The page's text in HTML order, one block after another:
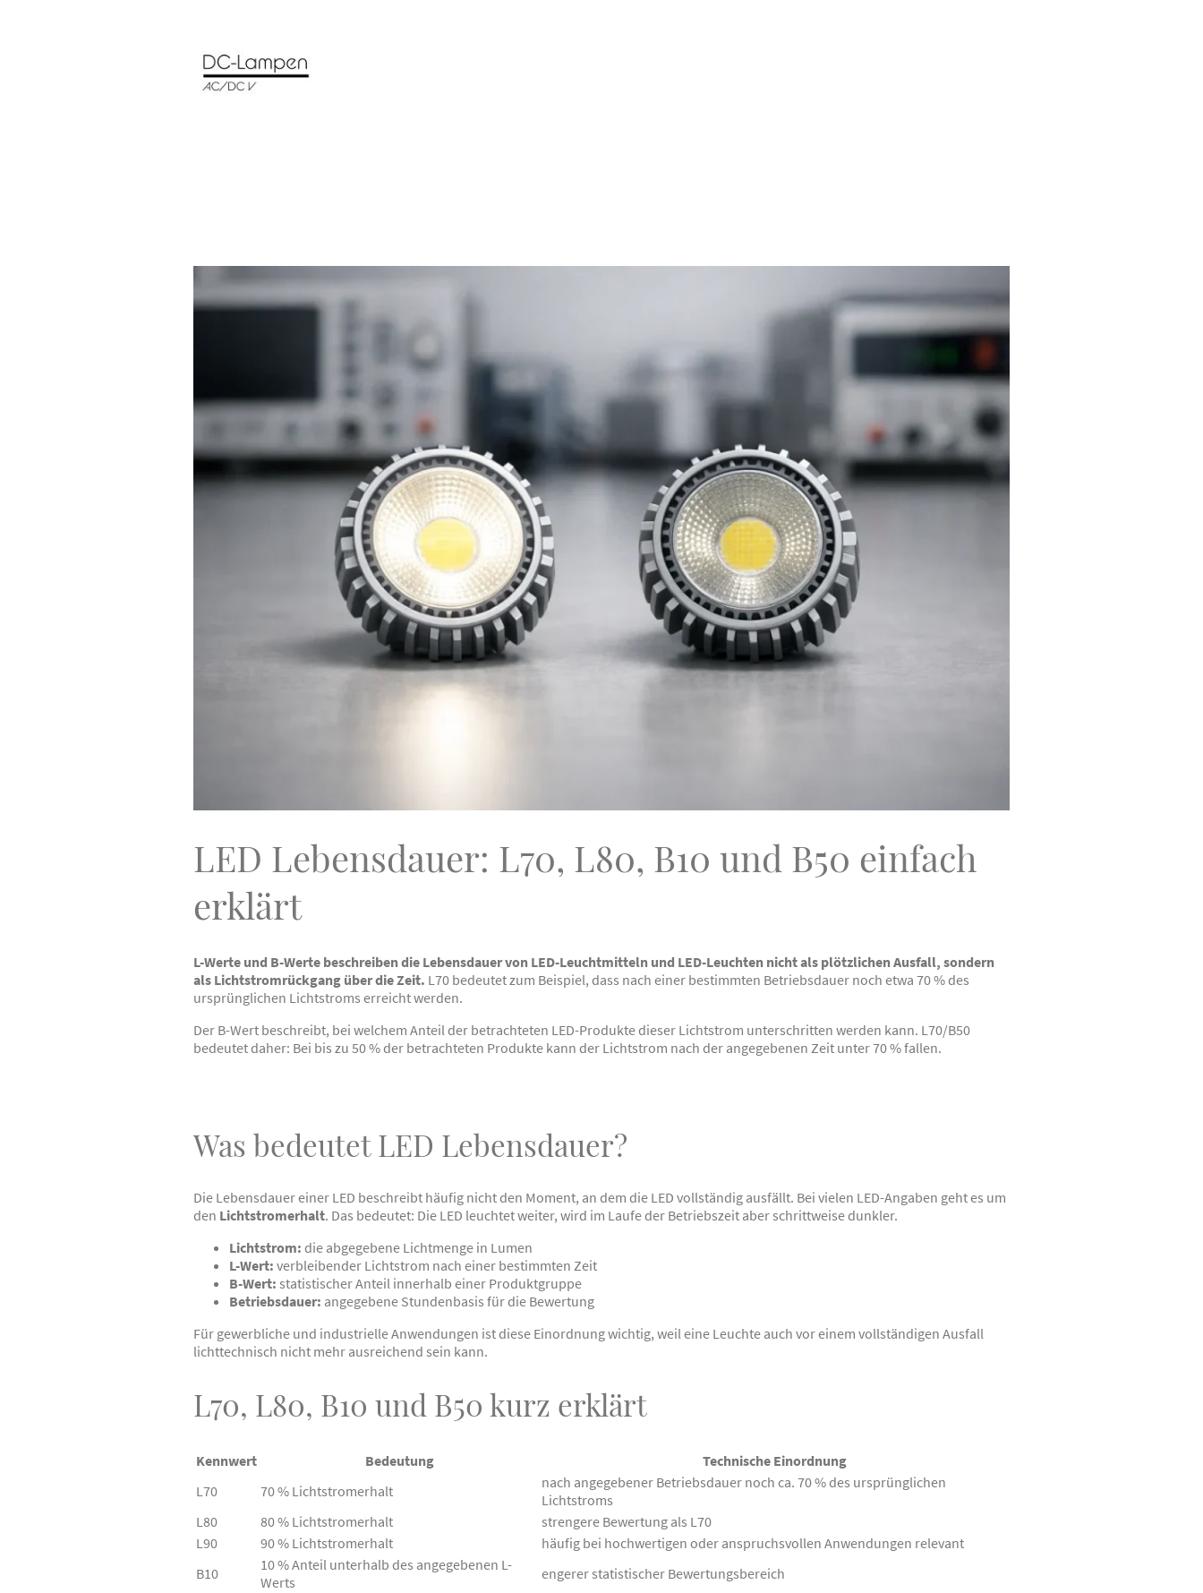
LED Lebensdauer: L70, L80, B10 und B50 einfach
erklärt
L-Werte und B-Werte beschreiben die Lebensdauer von LED-Leuchtmitteln und LED-Leuchten nicht als plötzlichen Ausfall, sondern
als Lichtstromrückgang über die Zeit. L70 bedeutet zum Beispiel, dass nach einer bestimmten Betriebsdauer noch etwa 70 % des
ursprünglichen Lichtstroms erreicht werden.
Der B-Wert beschreibt, bei welchem Anteil der betrachteten LED-Produkte dieser Lichtstrom unterschritten werden kann. L70/B50
bedeutet daher: Bei bis zu 50 % der betrachteten Produkte kann der Lichtstrom nach der angegebenen Zeit unter 70 % fallen.
Was bedeutet LED Lebensdauer?
Die Lebensdauer einer LED beschreibt häufig nicht den Moment, an dem die LED vollständig ausfällt. Bei vielen LED-Angaben geht es um
den Lichtstromerhalt. Das bedeutet: Die LED leuchtet weiter, wird im Laufe der Betriebszeit aber schrittweise dunkler.
Lichtstrom: die abgegebene Lichtmenge in Lumen
L-Wert: verbleibender Lichtstrom nach einer bestimmten Zeit
B-Wert: statistischer Anteil innerhalb einer Produktgruppe
Betriebsdauer: angegebene Stundenbasis für die Bewertung
Für gewerbliche und industrielle Anwendungen ist diese Einordnung wichtig, weil eine Leuchte auch vor einem vollständigen Ausfall
lichttechnisch nicht mehr ausreichend sein kann.
L70, L80, B10 und B50 kurz erklärt
Kennwert Bedeutung
Technische Einordnung
L70
70 % Lichtstromerhalt
nach angegebener Betriebsdauer noch ca. 70 % des ursprünglichen
Lichtstroms
L80
80 % Lichtstromerhalt
strengere Bewertung als L70
L90
90 % Lichtstromerhalt
häufig bei hochwertigen oder anspruchsvollen Anwendungen relevant
B10
10 % Anteil unterhalb des angegebenen L-
Werts
engerer statistischer Bewertungsbereich